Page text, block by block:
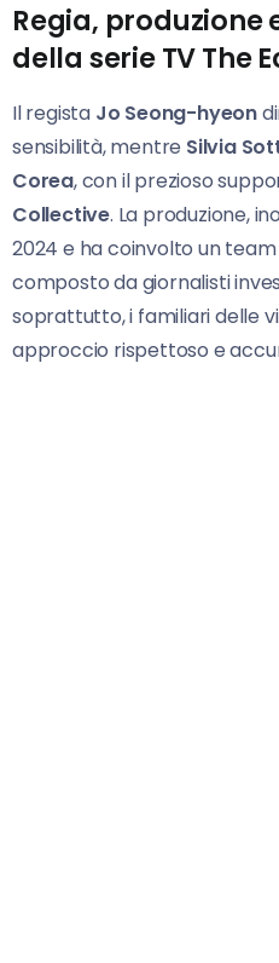
Regia, produzione
della serie TV The
Il regista Jo Seong-hyeon
sensibilità, mentre Silvia
Corea, con il prezioso
Collective. La produzione,
2024 e ha coinvolto un
composto da giornalisti
soprattutto, i familiari delle
approccio rispettoso e